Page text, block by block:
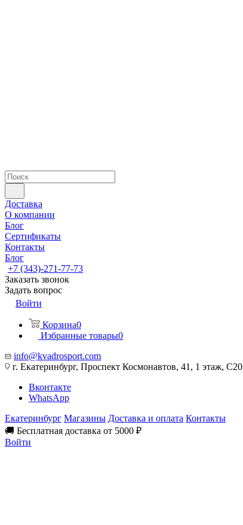
Доставка
О компании
Блог
Сертификаты
Контакты
Блог
+7 (343)-271-77-73
Заказать звонок
Задать вопрос
Войти
Корзина0
Избранные товары0
info@kvadrosport.com
г. Екатеринбург, Проспект Космонавтов, 41, 1 этаж, С20
Вконтакте
WhatsApp
Екатеринбург Магазины Доставка и оплата Контакты
🚚 Бесплатная доставка от 5000 ₽
Войти